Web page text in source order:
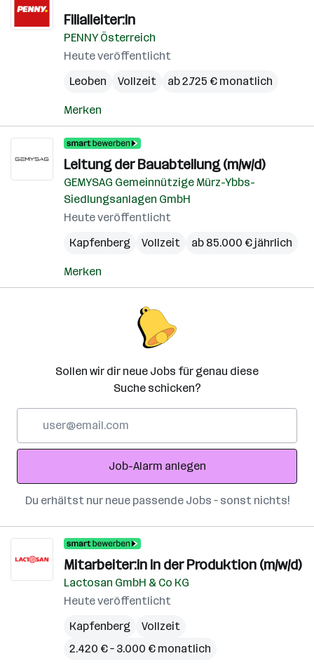
Filialleiter:in
PENNY Österreich
Heute veröffentlicht
Leoben
Vollzeit ab 2.725 € monatlich
Merken
Leitung der Bauabteilung (m/w/d)
GEMYSAG Gemeinnützige Mürz-Ybbs-
Siedlungsanlagen GmbH
Heute veröffentlicht
Kapfenberg
Vollzeit ab 85.000 € jährlich
Merken
Sollen wir dir neue Jobs für genau diese
Suche schicken?
Adresse
Job-Alarm anlegen
Du erhältst nur neue passende Jobs – sonst nichts!
Mitarbeiter:in in der Produktion (m/w/d)
Lactosan GmbH & Co KG
Heute veröffentlicht
Kapfenberg
Vollzeit
2.420 € – 3.000 € monatlich